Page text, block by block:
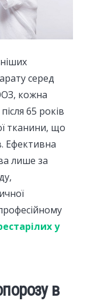
серед
кожна
65 років
тканини, що
Ефективна
лише за
у
в